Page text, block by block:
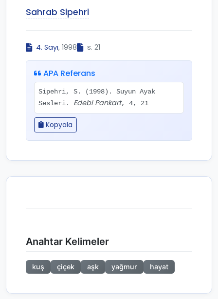
Sahrab Sipehri
4. Sayı, 1998 s. 21
APA Referans
Sipehri, S. (1998). Suyun Ayak
Sesleri. Edebi Pankart, 4, 21
Kopyala
Anahtar Kelimeler
kuş çiçek aşk yağmur hayat